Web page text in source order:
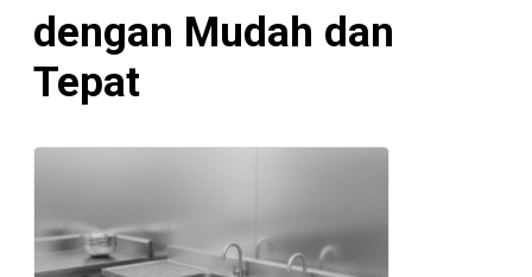
dengan Mudah dan
Tepat